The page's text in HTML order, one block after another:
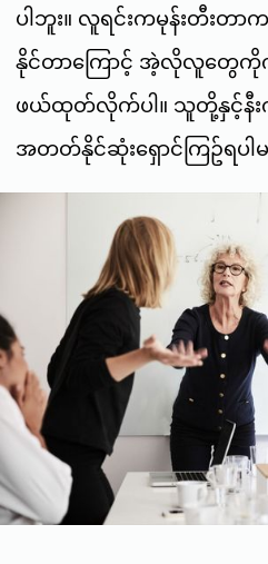
ပါဘူး။ လူရင်းကမုန်းတီးတာ
နိုင်တာကြောင့် အဲ့လိုလူတွေ
ဖယ်ထုတ်လိုက်ပါ။ သူတို့နှင့်နီး
အတတ်နိုင်ဆုံးရှောင်ကြဥ်ရပါ